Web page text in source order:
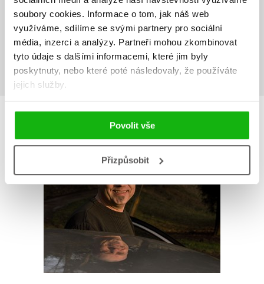
soubory cookies. Informace o tom, jak náš web
využíváme, sdílíme se svými partnery pro sociální
média, inzerci a analýzy. Partneři mohou zkombinovat
tyto údaje s dalšími informacemi, které jim byly
poskytnuty, nebo které poté následovaly, že používáte
jejich služby.
Povolit vše
Přizpůsobit
Vaše hodnocení
Uživatelskou recenzi mohou vkládat pouze registrovaní uživatelé
Přihlásit
AUTOR KNIHY